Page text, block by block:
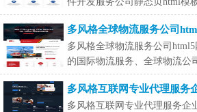
多风格全球物流服务公司
多风格全球物流服务公司
的国际物流服务、全球物流公
多风格互联网专业代理服务
多风格互联网专业代理服务企